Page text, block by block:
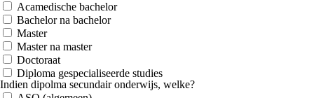
Acamedische bachelor
Bachelor na bachelor
Master
Master na master
Doctoraat
Diploma gespecialiseerde studies
Indien dipolma secundair onderwijs, welke?